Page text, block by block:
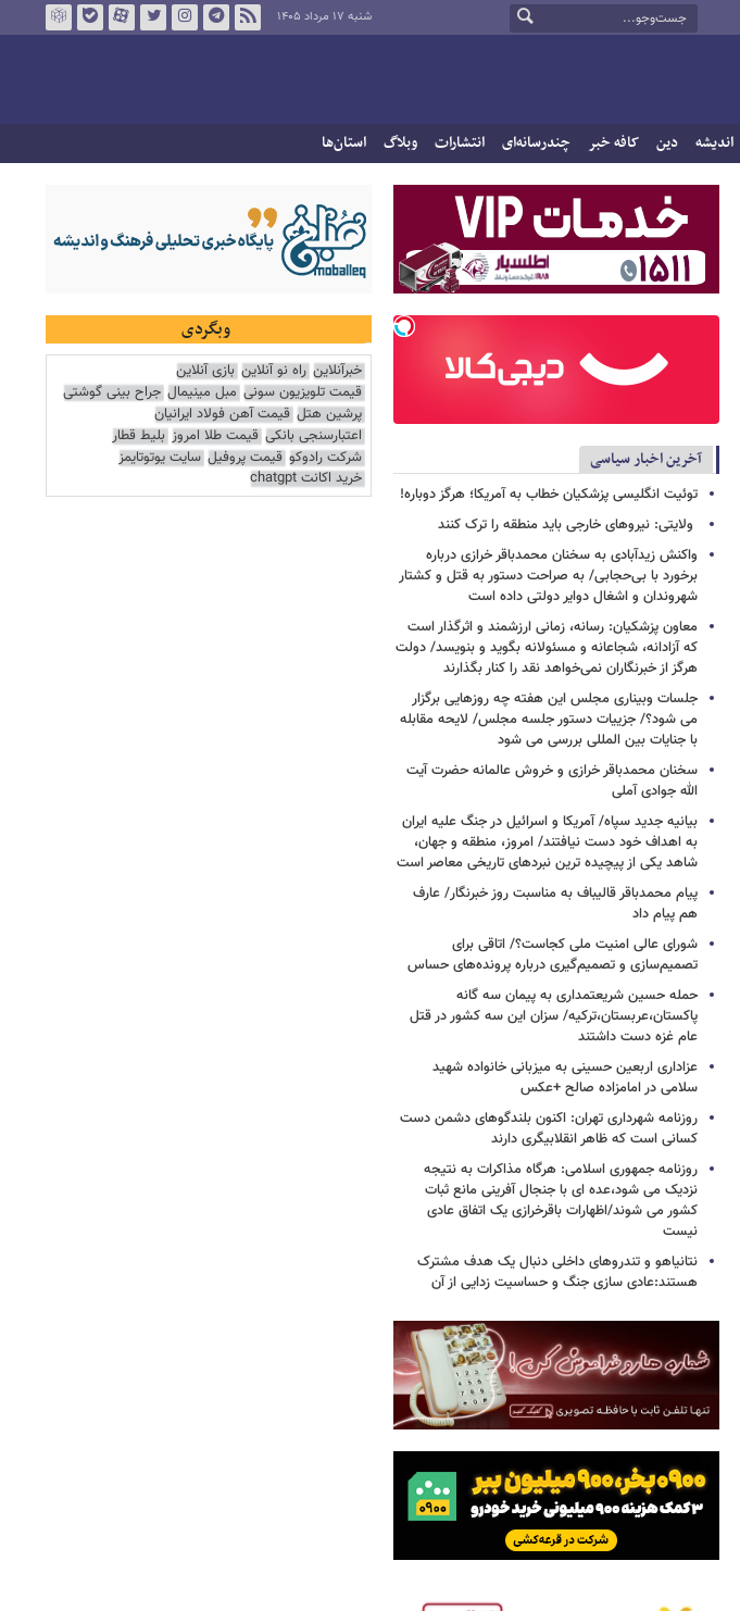
شنبه ۱۷ مرداد ۱۴۰۵
اندیشه دین کافه خبر چندرسانه‌ای انتشارات وبلاگ استان‌ها
آخرین اخبار سیاسی
توئیت انگلیسی پزشکیان خطاب به آمریکا؛ هرگز دوباره!
ولایتی: نیروهای خارجی باید منطقه را ترک کنند
واکنش زیدآبادی به سخنان محمدباقر خرازی درباره
برخورد با بی‌حجابی/ به صراحت دستور به قتل و کشتار
شهروندان و اشغال دوایر دولتی داده است
معاون پزشکیان: رسانه، زمانی ارزشمند و اثرگذار است
که آزادانه، شجاعانه و مسئولانه بگوید و بنویسد/ دولت
هرگز از خبرنگاران نمی‌خواهد نقد را کنار بگذارند
جلسات وبیناری مجلس این هفته چه روزهایی برگزار
می شود؟/ جزییات دستور جلسه مجلس/ لایحه مقابله
با جنایات بین المللی بررسی می شود
سخنان محمدباقر خرازی و خروش عالمانه حضرت آیت
الله جوادی آملی
بیانیه جدید سپاه/ آمریکا و اسرائیل در جنگ علیه ایران
به اهداف خود دست نیافتند/ امروز، منطقه و جهان،
شاهد یکی از پیچیده ترین نبردهای تاریخی معاصر است
پیام محمدباقر قالیباف به مناسبت روز خبرنگار/ عارف
هم پیام داد
شورای عالی امنیت ملی کجاست؟/ اتاقی برای
تصمیم‌سازی و تصمیم‌گیری درباره پرونده‌های حساس
حمله حسین شریعتمداری به پیمان سه گانه
پاکستان،عربستان،ترکیه/ سزان این سه کشور در قتل
عام غزه دست داشتند
عزاداری اربعین حسینی به میزبانی خانواده شهید
سلامی در امامزاده صالح +عکس
روزنامه شهرداری تهران: اکنون بلندگوهای دشمن دست
کسانی است که ظاهر انقلابیگری دارند
روزنامه جمهوری اسلامی: هرگاه مذاکرات به نتیجه
نزدیک می شود،عده ای با جنجال آفرینی مانع ثبات
کشور می شوند/اظهارات باقرخرازی یک اتفاق عادی
نیست
نتانیاهو و تندروهای داخلی دنبال یک هدف مشترک
هستند:عادی سازی جنگ و حساسیت زدایی از آن
وبگردی
خبرآنلاین راه نو آنلاین بازی آنلاین
قیمت تلویزیون سونی مبل مینیمال جراح بینی گوشتی
پرشین هتل قیمت آهن فولاد ایرانیان
اعتبارسنجی بانکی قیمت طلا امروز بلیط قطار
شرکت رادوکو قیمت پروفیل سایت یوتوتایمز
خرید اکانت chatgpt